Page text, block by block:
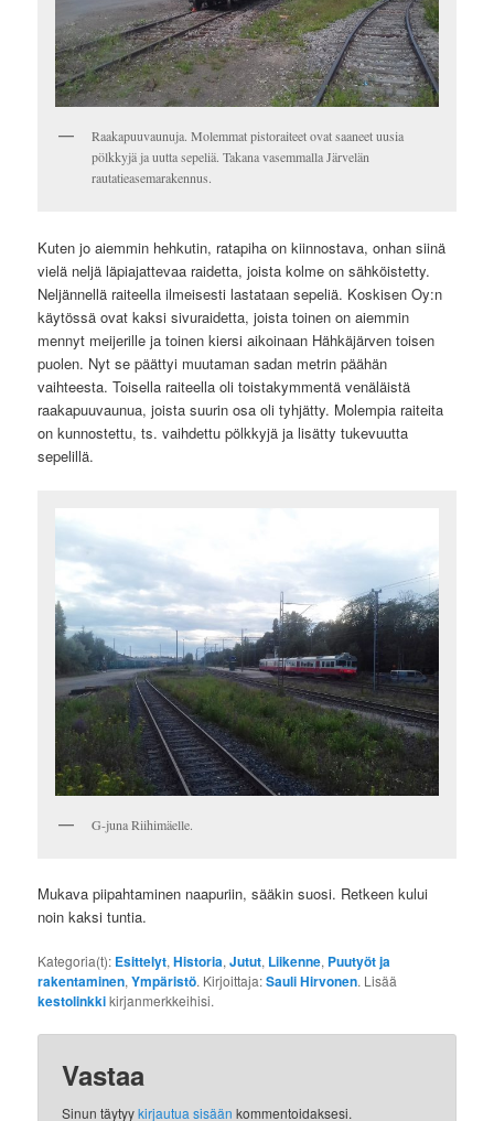
Raakapuuvaunuja. Molemmat pistoraiteet ovat saaneet uusia
pölkkyjä ja uutta sepeliä. Takana vasemmalla Järvelän
rautatieasemarakennus.
Kuten jo aiemmin hehkutin, ratapiha on kiinnostava, onhan siinä
vielä neljä läpiajattevaa raidetta, joista kolme on sähköistetty.
Neljännellä raiteella ilmeisesti lastataan sepeliä. Koskisen Oy:n
käytössä ovat kaksi sivuraidetta, joista toinen on aiemmin
mennyt meijerille ja toinen kiersi aikoinaan Hähkäjärven toisen
puolen. Nyt se päättyi muutaman sadan metrin päähän
vaihteesta. Toisella raiteella oli toistakymmentä venäläistä
raakapuuvaunua, joista suurin osa oli tyhjätty. Molempia raiteita
on kunnostettu, ts. vaihdettu pölkkyjä ja lisätty tukevuutta
sepelillä.
G-juna Riihimäelle.
Mukava piipahtaminen naapuriin, sääkin suosi. Retkeen kului
noin kaksi tuntia.
Kategoria(t): Esittelyt,Historia,Jutut, Liikenne, Puutyöt ja
rakentaminen,Ympäristö. Kirjoittaja:Sauli Hirvonen. Lisää
kestolinkkikirjanmerkkeihisi.
Vastaa
Sinun täytyykirjautua sisään kommentoidaksesi.